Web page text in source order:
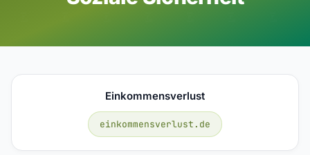
Einkommensverlust
einkommensverlust.de